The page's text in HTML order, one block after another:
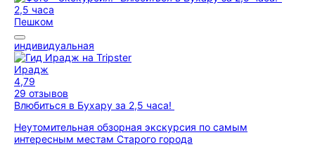
2,5 часа
Пешком
индивидуальная
Ирадж
4,79
29 отзывов
Влюбиться в Бухару за 2,5 часа!
Неутомительная обзорная экскурсия по самым
интересным местам Старого города